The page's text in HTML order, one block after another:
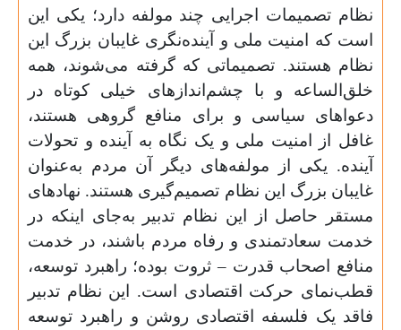
نظام تصمیمات اجرایی چند مولفه دارد؛ یکی این
است که امنیت ملی و آینده‌نگری غایبان بزرگ این
نظام هستند. تصمیماتی که گرفته می‌شوند، همه
خلق‌الساعه و با چشم‌اندازهای خیلی کوتاه در
دعواهای سیاسی و برای منافع گروهی هستند،
غافل از امنیت ملی و یک نگاه به آینده و تحولات
آینده. یکی از مولفه‌های دیگر آن مردم به‌عنوان
غایبان بزرگ این نظام تصمیم‌گیری هستند. نهادهای
مستقر حاصل از این نظام تدبیر به‌جای اینکه در
خدمت سعادتمندی و رفاه مردم باشند، در خدمت
منافع اصحاب قدرت – ثروت بوده؛ راهبرد توسعه،
قطب‌نمای حرکت اقتصادی است. این نظام تدبیر
فاقد یک فلسفه اقتصادی روشن و راهبرد توسعه